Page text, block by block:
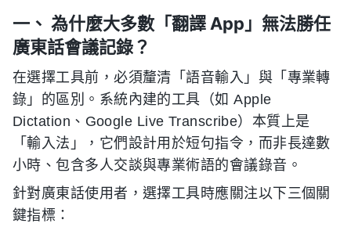
一、 為什麼大多數「翻譯 App」無法勝任
廣東話會議記錄？
在選擇工具前，必須釐清「語音輸入」與「專業轉
錄」的區別。系統內建的工具（如 Apple
Dictation、Google Live Transcribe）本質上是
「輸入法」，它們設計用於短句指令，而非長達數
小時、包含多人交談與專業術語的會議錄音。
針對廣東話使用者，選擇工具時應關注以下三個關
鍵指標：